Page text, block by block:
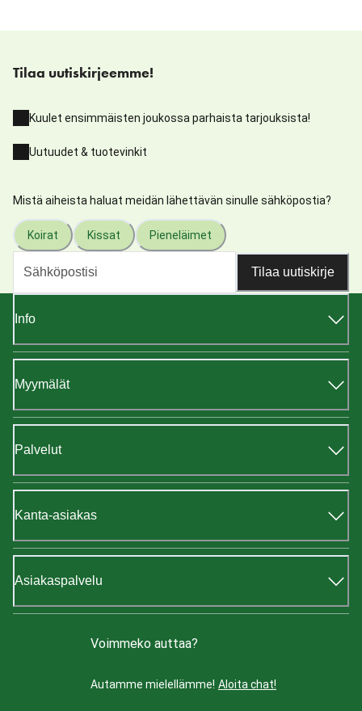
Tilaa uutiskirjeemme!
Kuulet ensimmäisten joukossa parhaista tarjouksista!
Uutuudet & tuotevinkit
Mistä aiheista haluat meidän lähettävän sinulle sähköpostia?
Koirat Kissat Pieneläimet
Tilaa uutiskirje
Info
Myymälät
Palvelut
Kanta-asiakas
Asiakaspalvelu
Voimmeko auttaa?
Autamme mielellämme! Aloita chat!